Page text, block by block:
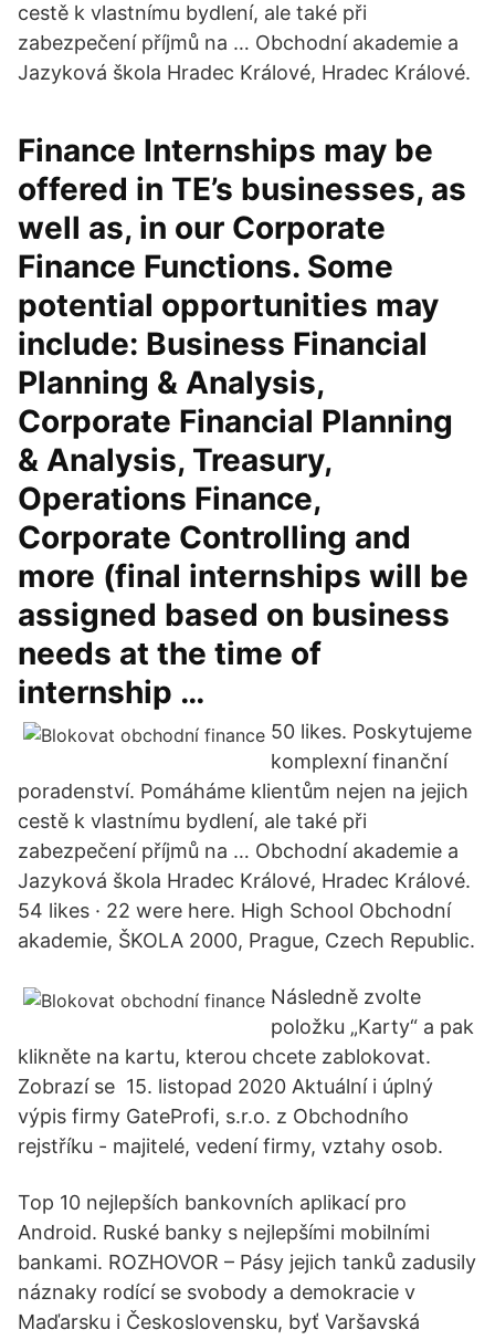
cestě k vlastnímu bydlení, ale také při
zabezpečení příjmů na … Obchodní akademie a
Jazyková škola Hradec Králové, Hradec Králové.
Finance Internships may be
offered in TE’s businesses, as
well as, in our Corporate
Finance Functions. Some
potential opportunities may
include: Business Financial
Planning & Analysis,
Corporate Financial Planning
& Analysis, Treasury,
Operations Finance,
Corporate Controlling and
more (final internships will be
assigned based on business
needs at the time of
internship …
50 likes. Poskytujeme
komplexní finanční
poradenství. Pomáháme klientům nejen na jejich
cestě k vlastnímu bydlení, ale také při
zabezpečení příjmů na … Obchodní akademie a
Jazyková škola Hradec Králové, Hradec Králové.
54 likes · 22 were here. High School Obchodní
akademie, ŠKOLA 2000, Prague, Czech Republic.
Následně zvolte
položku „Karty“ a pak
klikněte na kartu, kterou chcete zablokovat.
Zobrazí se 15. listopad 2020 Aktuální i úplný
výpis firmy GateProfi, s.r.o. z Obchodního
rejstříku - majitelé, vedení firmy, vztahy osob.
Top 10 nejlepších bankovních aplikací pro
Android. Ruské banky s nejlepšími mobilními
bankami. ROZHOVOR – Pásy jejich tanků zadusily
náznaky rodící se svobody a demokracie v
Maďarsku i Československu, byť Varšavská